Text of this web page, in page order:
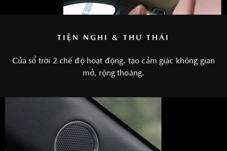
TIỆN NGHI & THƯ THÁI
Cửa sổ trời 2 chế độ hoạt động. tạo cảm giác không gian
mở, rộng thoáng.